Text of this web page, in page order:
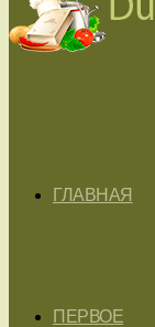
ГЛАВНАЯ
ПЕРВОЕ